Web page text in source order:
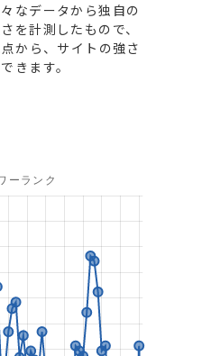
なデータから独自の
を計測したもので、
から、サイトの強さ
きます。